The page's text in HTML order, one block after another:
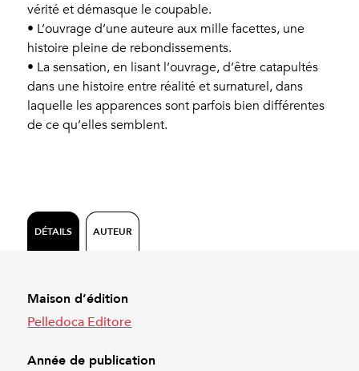
vérité et démasque le coupable.
• L’ouvrage d’une auteure aux mille facettes, une
histoire pleine de rebondissements.
• La sensation, en lisant l’ouvrage, d’être catapultés
dans une histoire entre réalité et surnaturel, dans
laquelle les apparences sont parfois bien différentes
de ce qu’elles semblent.
DÉTAILS AUTEUR
Maison d’édition
Pelledoca Editore
Année de publication